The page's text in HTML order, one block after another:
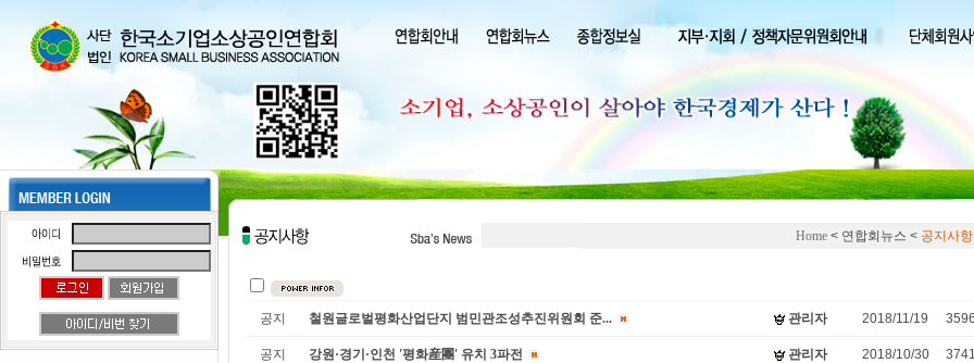
Home < 연합회뉴스 < 공지사항
공지 철원글로벌평화산업단지 범민관조성추진위원회 준... 관리자 2018/11/19 3596
공지 강원·경기·인천 '평화産團' 유치 3파전 관리자 2018/10/30 3741